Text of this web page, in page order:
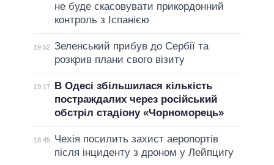
не буде скасовувати прикордонний
контроль з Іспанією
19:52 Зеленський прибув до Сербії та
розкрив плани свого візиту
19:17
В Одесі збільшилася кількість
постраждалих через російський
обстріл стадіону «Чорноморець»
18:45
Чехія посилить захист аеропортів
після інциденту з дроном у Лейпцигу